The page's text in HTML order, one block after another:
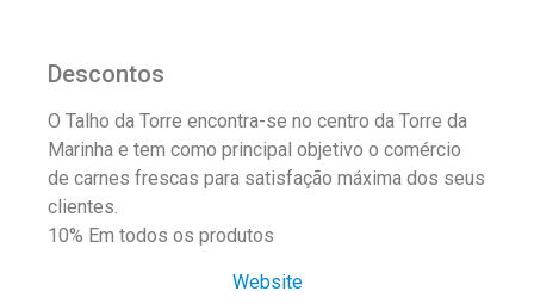
Descontos
O Talho da Torre encontra-se no centro da Torre da
Marinha e tem como principal objetivo o comércio
de carnes frescas para satisfação máxima dos seus
clientes.
10% Em todos os produtos
Website